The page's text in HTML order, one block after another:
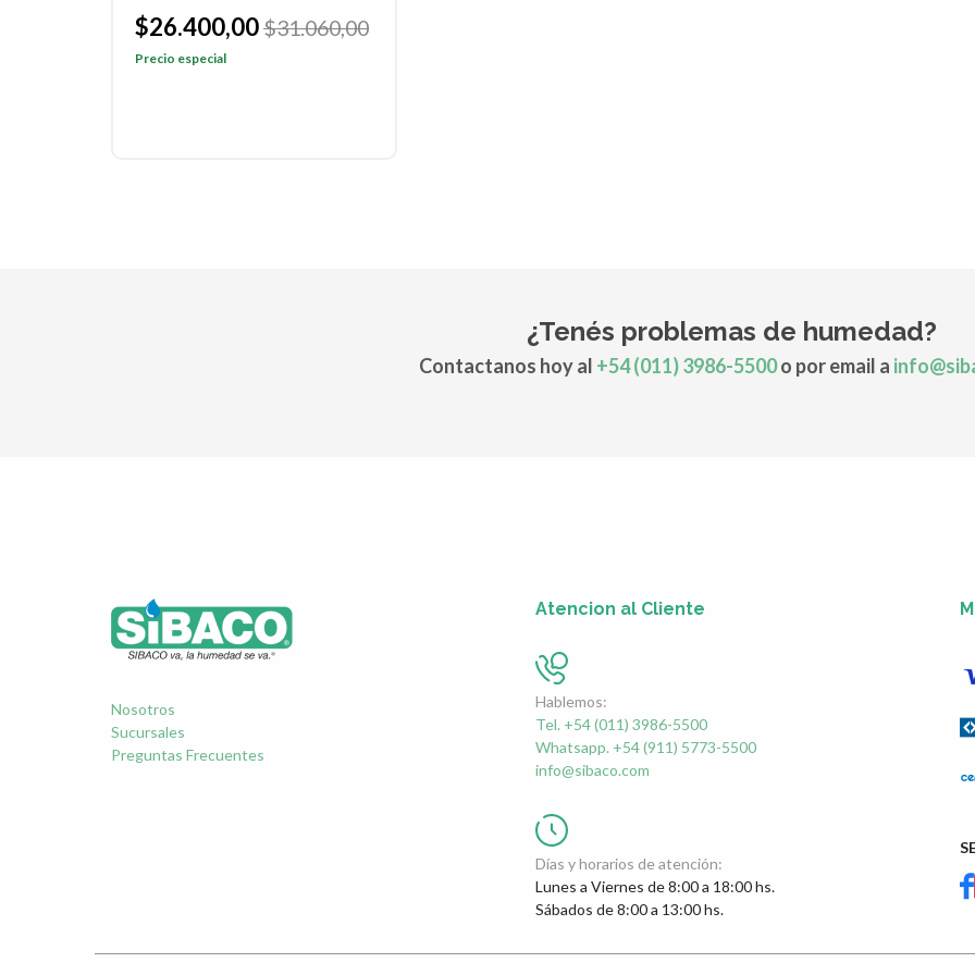
$26.400,00$31.060,00
Precio especial
¿Tenés problemas de humedad?
Contactanos hoy al +54 (011) 3986-5500o por email a
Nosotros
Sucursales
Preguntas Frecuentes
Atencion al Cliente
Hablemos:
Tel. +54 (011) 3986-5500
Whatsapp. +54 (911) 5773-5500
info@sibaco.com
Días y horarios de atención:
Lunes a Viernes de 8:00 a 18:00 hs.
Sábados de 8:00 a 13:00 hs.